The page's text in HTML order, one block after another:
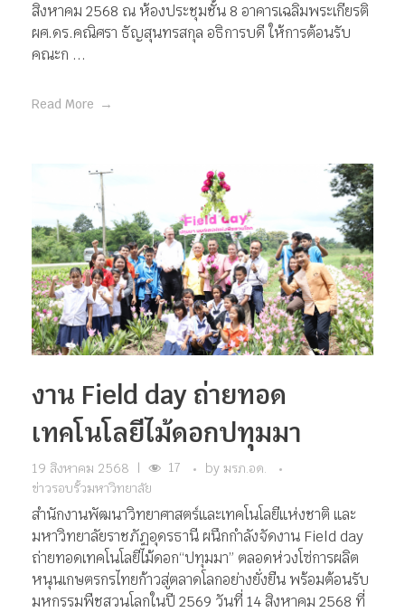
สิงหาคม 2568 ณ ห้องประชุมชั้น 8 อาคารเฉลิมพระเกียรติ
ผศ.ดร.คณิศรา ธัญสุนทรสกุล อธิการบดี ให้การต้อนรับ
คณะก ...
Read More
งาน Field day ถ่ายทอด
เทคโนโลยีไม้ดอกปทุมมา
19 สิงหาคม 2568 | 17 by มรภ.อด.
ข่าวรอบรั้วมหาวิทยาลัย
สำนักงานพัฒนาวิทยาศาสตร์และเทคโนโลยีแห่งชาติ และ
มหาวิทยาลัยราชภัฏอุดรธานี ผนึกกำลังจัดงาน Field day
ถ่ายทอดเทคโนโลยีไม้ดอก“ปทุมมา” ตลอดห่วงโซ่การผลิต
หนุนเกษตรกรไทยก้าวสู่ตลาดโลกอย่างยั่งยืน พร้อมต้อนรับ
มหกรรมพืชสวนโลกในปี 2569 วันที่ 14 สิงหาคม 2568 ที่